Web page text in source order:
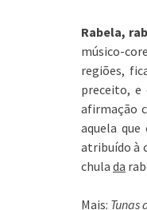
Rabela,
músico-
regiões,
preceito, e
afirmação
aquela
atribuído à
chula da
Mais: Tunas